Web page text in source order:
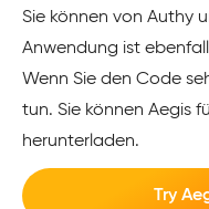
Sie können von Authy
Anwendung ist
Wenn Sie den Code
tun. Sie können Aegis
herunterladen.
Try